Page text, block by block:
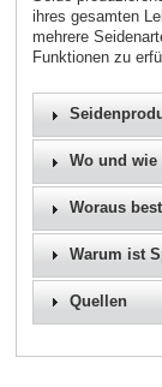
ihres gesamten
mehrere
Funktionen zu
Wo und
Woraus
Warum ist
Quellen